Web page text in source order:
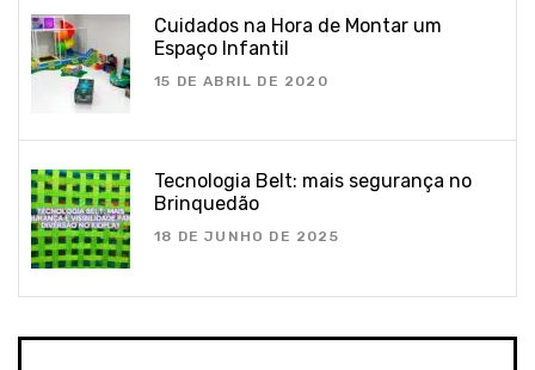
Cuidados na Hora de Montar um
Espaço Infantil
15 DE ABRIL DE 2020
Tecnologia Belt: mais segurança no
Brinquedão
18 DE JUNHO DE 2025